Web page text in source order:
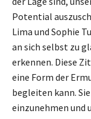
Potential
Lima und Sophie
an sich selbst zu
erkennen. Diese
eine Form der
begleiten kann.
einzunehmen und